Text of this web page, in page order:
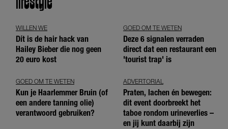
WILLEN WE
Dít is de hair hack van
Hailey Bieber die nog geen
20 euro kost
GOED OM TE WETEN
Deze 6 signalen verraden
direct dat een restaurant een
'tourist trap' is
GOED OM TE WETEN
Kun je Haarlemmer Bruin (of
een andere tanning olie)
verantwoord gebruiken?
ADVERTORIAL
Praten, lachen én bewegen:
dit event doorbreekt het
taboe rondom urineverlies –
en jij kunt daarbij zijn